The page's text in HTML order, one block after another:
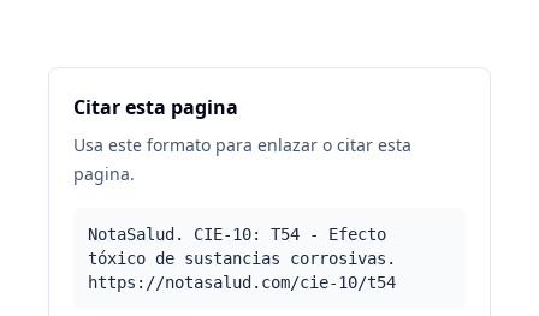
Citar esta pagina
Usa este formato para enlazar o citar esta
pagina.
NotaSalud. CIE-10: T54 - Efecto
tóxico de sustancias corrosivas.
https://notasalud.com/cie-10/t54